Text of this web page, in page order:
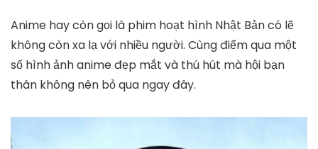
Anime hay còn gọi là phim hoạt hình Nhật Bản có lẽ
không còn xa lạ với nhiều người. Cùng điểm qua một
số hình ảnh anime đẹp mắt và thú hút mà hội bạn
thân không nên bỏ qua ngay đây.